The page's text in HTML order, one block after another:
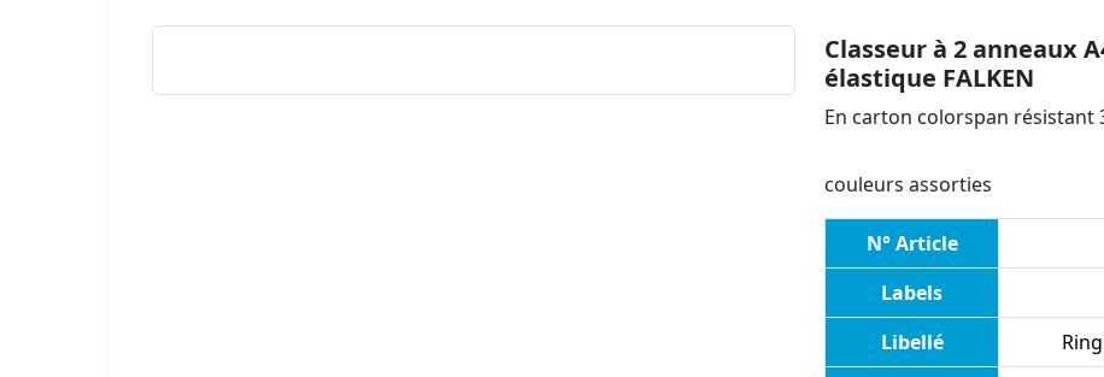
Classeur à 2 anneaux
élastique FALKEN
En carton colorspan résistant
couleurs assorties
N° Article
Labels
Libellé